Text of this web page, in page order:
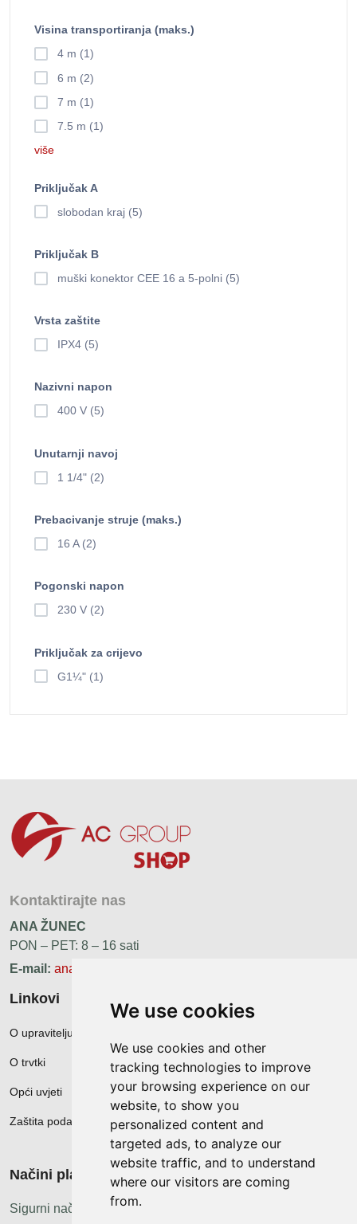
We use cookies
We use cookies and other
tracking technologies to improve
your browsing experience on our
website, to show you
personalized content and
targeted ads, to analyze our
website traffic, and to understand
where our visitors are coming
from.
Visina transportiranja (maks.)
4 m (1)
6 m (2)
7 m (1)
7.5 m (1)
više
Priključak A
slobodan kraj (5)
Priključak B
muški konektor CEE 16 a 5-polni (5)
Vrsta zaštite
IPX4 (5)
Nazivni napon
400 V (5)
Unutarnji navoj
1 1/4" (2)
Prebacivanje struje (maks.)
16 A (2)
Pogonski napon
230 V (2)
Priključak za crijevo
G1¼" (1)
Kontaktirajte nas
ANA ŽUNEC
PON – PET: 8 – 16 sati
E-mail: ana.zunec@ac-group.hr
Linkovi
O upravitelju web portala
O trvtki
Opći uvjeti
Zaštita podataka
Načini plačanja
Sigurni načini plaćanja